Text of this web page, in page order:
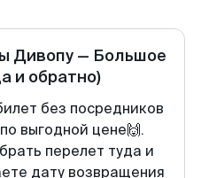
Дивопу — Большое
и обратно)
без посредников
выгодной цене🙌.
перелет туда и
дату возвращения